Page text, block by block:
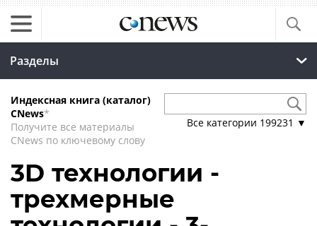
Разделы
Индексная книга (каталог)
CNews*
Получите все материалы
CNews по ключевому слову
Все категории 199231 ▼
3D технологии -
трехмерные